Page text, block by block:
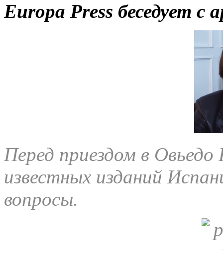
Europa Press беседует с
Перед приездом в
известных изданий
вопросы.